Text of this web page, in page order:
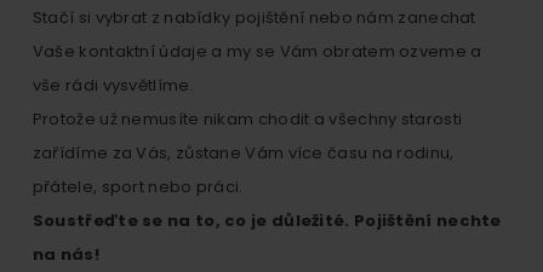
Stačí si vybrat z nabídky pojištění nebo nám zanechat
Vaše kontaktní údaje a my se Vám obratem ozveme a
vše rádi vysvětlíme.
Protože už nemusíte nikam chodit a všechny starosti
zařídíme za Vás, zůstane Vám více času na rodinu,
přátele, sport nebo práci.
Soustřeďte se na to, co je důležité. Pojištění nechte
na nás!